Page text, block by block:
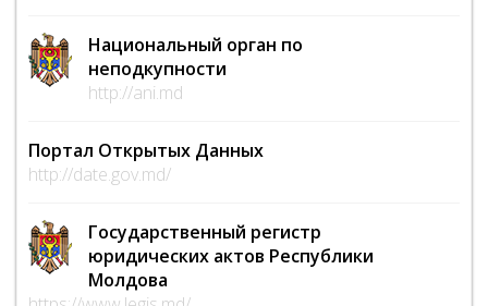
Национальный орган по
неподкупности
http://ani.md
Портал Открытых Данных
http://date.gov.md/
Государственный регистр
юридических актов Республики
Молдова